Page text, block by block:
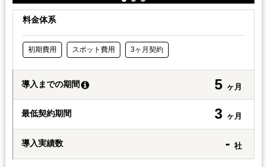
料金体系
初期費用 スポット費用 3ヶ月契約
導入までの期間 5 ヶ月
最低契約期間 3 ヶ月
導入実績数 - 社